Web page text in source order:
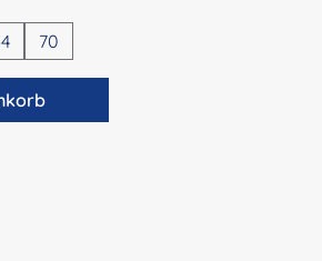
70
gewünschten Wert ein